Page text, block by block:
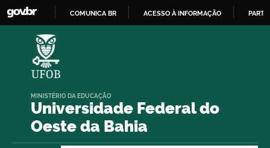
COMUNICA BR ACESSO À INFORMAÇÃO
Universidade Federal do
Oeste da Bahia
MINISTÉRIO DA EDUCAÇÃO